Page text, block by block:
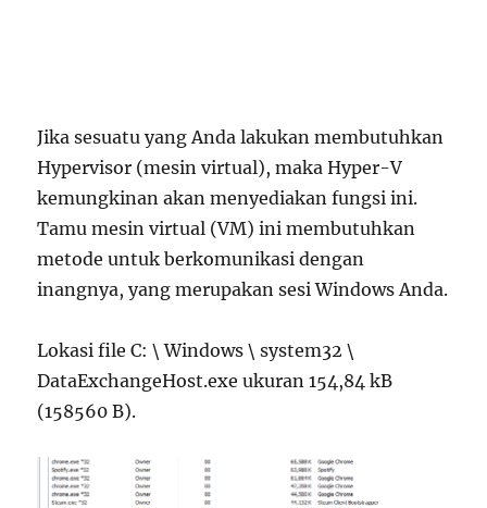
Jika sesuatu yang Anda lakukan membutuhkan
Hypervisor (mesin virtual), maka Hyper-V
kemungkinan akan menyediakan fungsi ini.
Tamu mesin virtual (VM) ini membutuhkan
metode untuk berkomunikasi dengan
inangnya, yang merupakan sesi Windows Anda.
Lokasi file C: \ Windows \ system32 \
DataExchangeHost.exe ukuran 154,84 kB
(158560 B).